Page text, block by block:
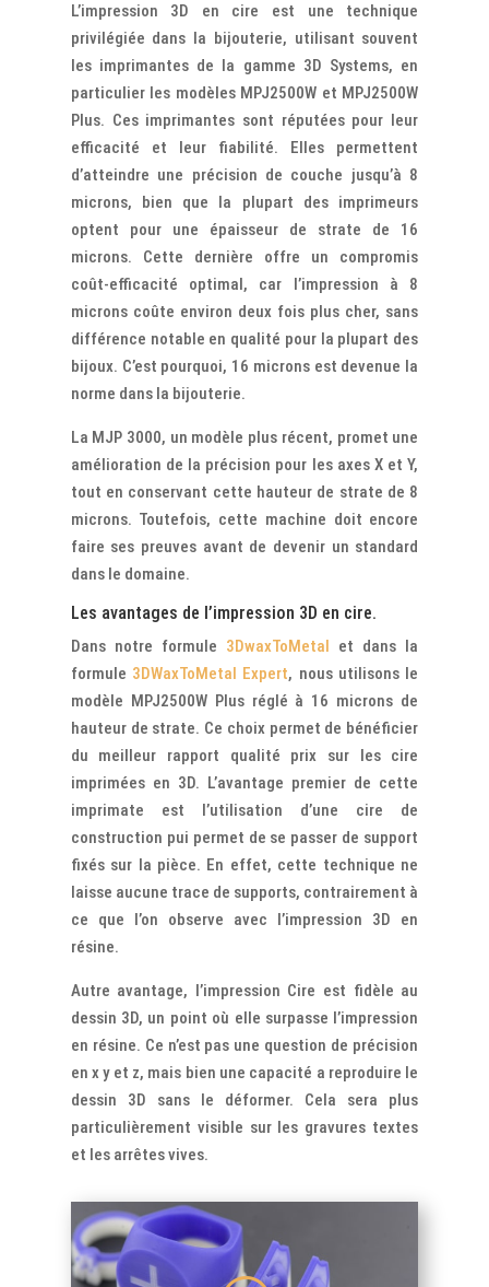
L’impression 3D en cire est une technique
privilégiée dans la bijouterie, utilisant souvent
les imprimantes de la gamme 3D Systems, en
particulier les modèles MPJ2500W et MPJ2500W
Plus. Ces imprimantes sont réputées pour leur
efficacité et leur fiabilité. Elles permettent
d’atteindre une précision de couche jusqu’à 8
microns, bien que la plupart des imprimeurs
optent pour une épaisseur de strate de 16
microns. Cette dernière offre un compromis
coût-efficacité optimal, car l’impression à 8
microns coûte environ deux fois plus cher, sans
différence notable en qualité pour la plupart des
bijoux. C’est pourquoi, 16 microns est devenue la
norme dans la bijouterie.
La MJP 3000, un modèle plus récent, promet une
amélioration de la précision pour les axes X et Y,
tout en conservant cette hauteur de strate de 8
microns. Toutefois, cette machine doit encore
faire ses preuves avant de devenir un standard
dans le domaine.
Les avantages de l’impression 3D en cire.
Dans notre formule 3DwaxToMetal et dans la
formule 3DWaxToMetal Expert, nous utilisons le
modèle MPJ2500W Plus réglé à 16 microns de
hauteur de strate. Ce choix permet de bénéficier
du meilleur rapport qualité prix sur les cire
imprimées en 3D. L’avantage premier de cette
imprimate est l’utilisation d’une cire de
construction pui permet de se passer de support
fixés sur la pièce. En effet, cette technique ne
laisse aucune trace de supports, contrairement à
ce que l’on observe avec l’impression 3D en
résine.
Autre avantage, l’impression Cire est fidèle au
dessin 3D, un point où elle surpasse l’impression
en résine. Ce n’est pas une question de précision
en x y et z, mais bien une capacité a reproduire le
dessin 3D sans le déformer. Cela sera plus
particulièrement visible sur les gravures textes
et les arrêtes vives.